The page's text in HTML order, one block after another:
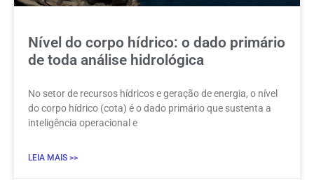
Nível do corpo hídrico: o dado primário
de toda análise hidrológica
No setor de recursos hídricos e geração de energia, o nível
do corpo hídrico (cota) é o dado primário que sustenta a
inteligência operacional e
LEIA MAIS >>